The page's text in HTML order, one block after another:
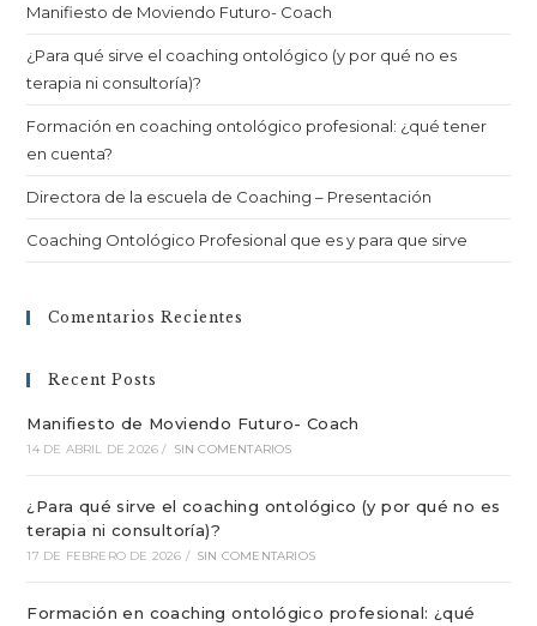
Manifiesto de Moviendo Futuro- Coach
¿Para qué sirve el coaching ontológico (y por qué no es
terapia ni consultoría)?
Formación en coaching ontológico profesional: ¿qué tener
en cuenta?
Directora de la escuela de Coaching – Presentación
Coaching Ontológico Profesional que es y para que sirve
Comentarios Recientes
Recent Posts
Manifiesto de Moviendo Futuro- Coach
14 DE ABRIL DE 2026 / SIN COMENTARIOS
¿Para qué sirve el coaching ontológico (y por qué no es
terapia ni consultoría)?
17 DE FEBRERO DE 2026 / SIN COMENTARIOS
Formación en coaching ontológico profesional: ¿qué